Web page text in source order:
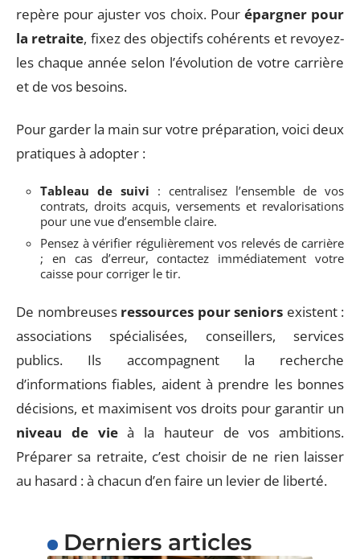
repère pour ajuster vos choix. Pour épargner pour
la retraite, fixez des objectifs cohérents et revoyez-
les chaque année selon l’évolution de votre carrière
et de vos besoins.
Pour garder la main sur votre préparation, voici deux
pratiques à adopter :
Tableau de suivi : centralisez l’ensemble de vos
contrats, droits acquis, versements et revalorisations
pour une vue d’ensemble claire.
Pensez à vérifier régulièrement vos relevés de carrière
; en cas d’erreur, contactez immédiatement votre
caisse pour corriger le tir.
De nombreuses ressources pour seniors existent :
associations spécialisées, conseillers, services
publics. Ils accompagnent la recherche
d’informations fiables, aident à prendre les bonnes
décisions, et maximisent vos droits pour garantir un
niveau de vieà la hauteur de vos ambitions.
Préparer sa retraite, c’est choisir de ne rien laisser
au hasard : à chacun d’en faire un levier de liberté.
Derniers articles